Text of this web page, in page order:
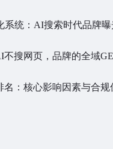
名：核心影响因素与合